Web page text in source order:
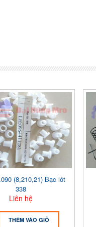
(8,210,21) Bạc lót
338
Liên hệ
THÊM VÀO GIỎ